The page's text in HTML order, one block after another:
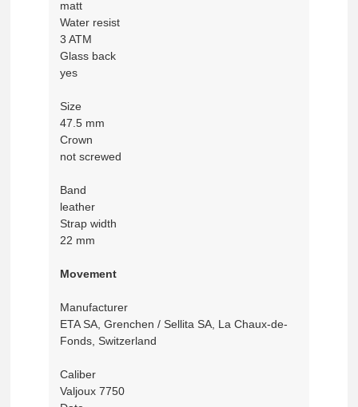
matt
Water resist
3 ATM
Glass back
yes
Size
47.5 mm
Crown
not screwed
Band
leather
Strap width
22 mm
Movement
Manufacturer
ETA SA, Grenchen / Sellita SA, La Chaux-de-
Fonds, Switzerland
Caliber
Valjoux 7750